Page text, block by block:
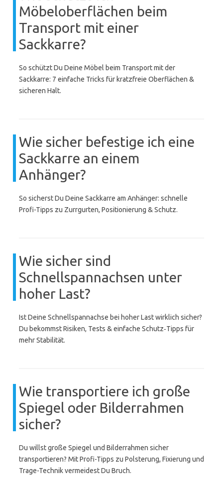
Möbeloberflächen beim
Transport mit einer
Sackkarre?
So schützt Du Deine Möbel beim Transport mit der
Sackkarre: 7 einfache Tricks für kratzfreie Oberflächen &
sicheren Halt.
Wie sicher befestige ich eine
Sackkarre an einem
Anhänger?
So sicherst Du Deine Sackkarre am Anhänger: schnelle
Profi-Tipps zu Zurrgurten, Positionierung & Schutz.
Wie sicher sind
Schnellspannachsen unter
hoher Last?
Ist Deine Schnellspannachse bei hoher Last wirklich sicher?
Du bekommst Risiken, Tests & einfache Schutz‑Tipps für
mehr Stabilität.
Wie transportiere ich große
Spiegel oder Bilderrahmen
sicher?
Du willst große Spiegel und Bilderrahmen sicher
transportieren? Mit Profi-Tipps zu Polsterung, Fixierung und
Trage-Technik vermeidest Du Bruch.